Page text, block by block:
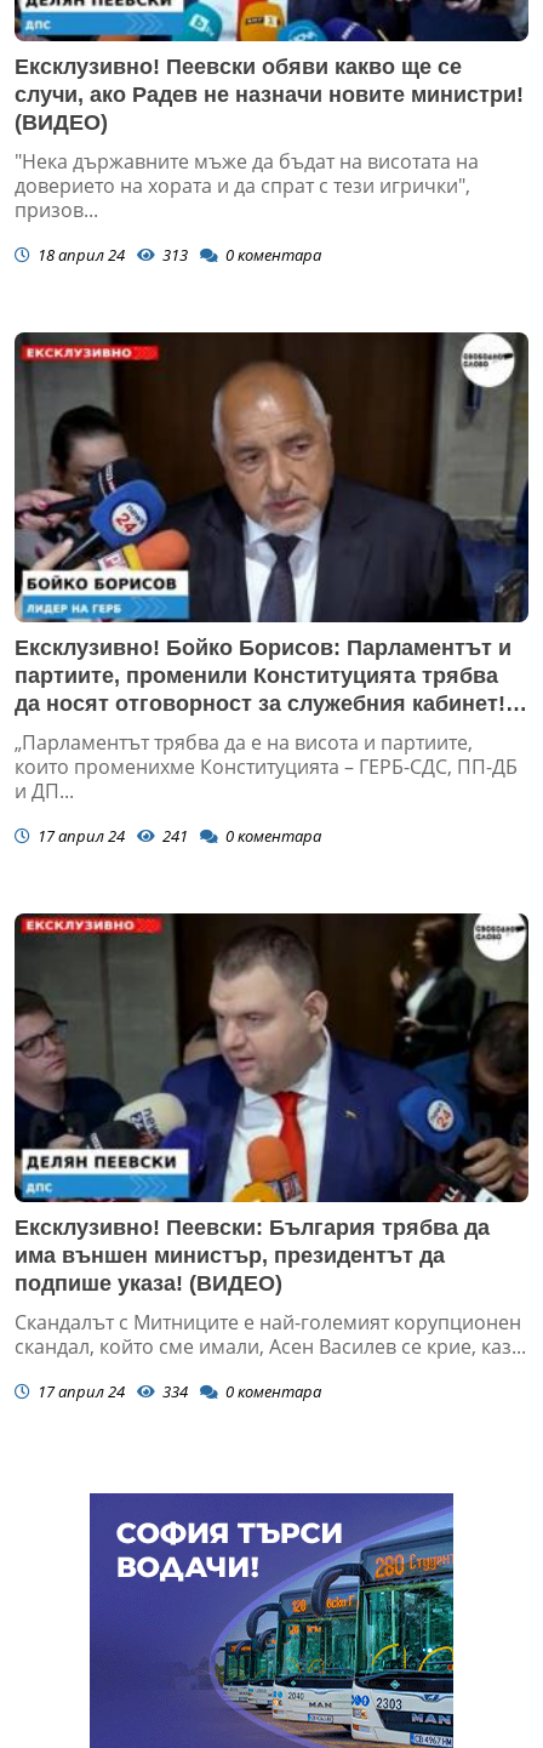
Ексклузивно! Пеевски обяви какво ще се
случи, ако Радев не назначи новите министри!
(ВИДЕО)
"Нека държавните мъже да бъдат на висотата на
доверието на хората и да спрат с тези игрички",
призов...
18 април 24 313 0коментара
Ексклузивно! Бойко Борисов: Парламентът и
партиите, променили Конституцията трябва
да носят отговорност за служебния кабинет!
(ВИДЕО)
„Парламентът трябва да е на висота и партиите,
които променихме Конституцията – ГЕРБ-СДС, ПП-ДБ
и ДП...
17 април 24 241 0коментара
Ексклузивно! Пеевски: България трябва да
има външен министър, президентът да
подпише указа! (ВИДЕО)
Скандалът с Митниците е най-големият корупционен
скандал, който сме имали, Асен Василев се крие, каз...
17 април 24 334 0коментара